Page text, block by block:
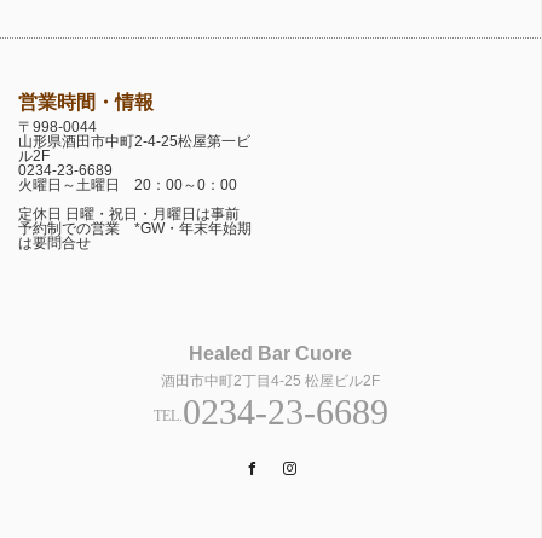
営業時間・情報
〒998-0044
山形県酒田市中町2-4-25松屋第一ビ
ル2F
0234-23-6689
火曜日～土曜日 20：00～0：00
定休日 日曜・祝日・月曜日は事前
予約制での営業 *GW・年末年始期
は要問合せ
Healed Bar Cuore
酒田市中町2丁目4-25 松屋ビル2F
TEL.0234-23-6689
Facebook